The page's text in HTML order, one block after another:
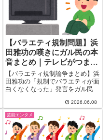
【バラエティ規制問題】浜
田雅功の嘆きにガル民の本
音まとめ｜テレビがつまら
なくなった理由と昔の笑い
を語る
【バラエティ規制論争まとめ】浜
田雅功の「規制でバラエティが面
白くなくなった」発言をガル民が
レビが衰退した本当の理由・30-
50代の本音をリアルな声で一気
まとめ。テレビっ子だったアラフ
ォー・アラフィフが思わず頷く声
多数。
2026.06.08
芸能エンタメ